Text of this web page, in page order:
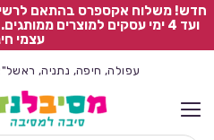
ועד 4 ימי עסקים למוצרים
עצמי
עפולה, חיפה, נתניה,